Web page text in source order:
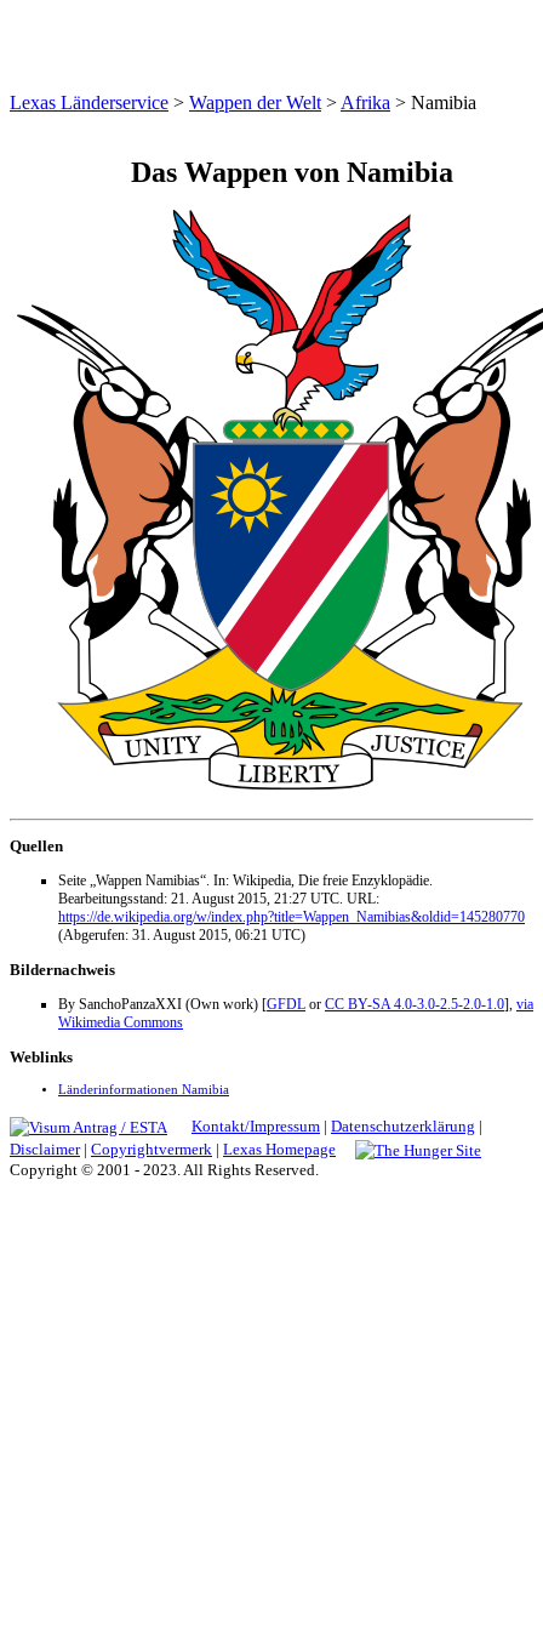
Lexas Länderservice > Wappen der Welt > Afrika > Namibia
Das Wappen von Namibia
Quellen
Seite „Wappen Namibias“. In: Wikipedia, Die freie Enzyklopädie.
Bearbeitungsstand: 21. August 2015, 21:27 UTC. URL:
https://de.wikipedia.org/w/index.php?title=Wappen_Namibias&oldid=145280770
(Abgerufen: 31. August 2015, 06:21 UTC)
Bildernachweis
By SanchoPanzaXXI (Own work) [GFDL or CC BY-SA 4.0-3.0-2.5-2.0-1.0], via
Wikimedia Commons
Weblinks
Länderinformationen Namibia
Kontakt/Impressum | Datenschutzerklärung |
Disclaimer| Copyrightvermerk | Lexas Homepage
Copyright © 2001 - 2023. All Rights Reserved.